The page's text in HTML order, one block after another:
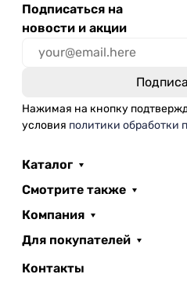
Подписаться на
новости и акции
Нажимая на кнопку
условия политики обработки
Каталог
Смотрите также
Компания
Для покупателей
Контакты